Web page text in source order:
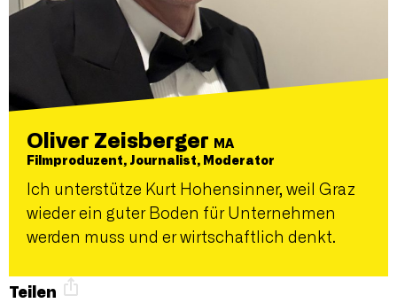
Oliver Zeisberger
MA
Filmproduzent, Journalist, Moderator
Ich unterstütze Kurt Hohensinner, weil Graz
wieder ein guter Boden für Unternehmen
werden muss und er wirtschaftlich denkt.
Teilen